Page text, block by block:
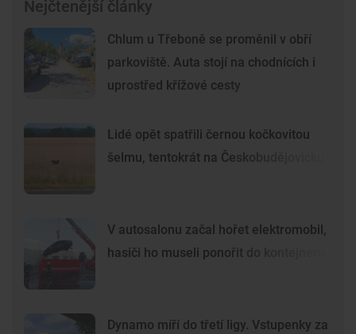
Nejčtenější články
Chlum u Třeboně se proměnil v obří
parkoviště. Auta stojí na chodnících i
uprostřed křížové cesty
Lidé opět spatřili černou kočkovitou
šelmu, tentokrát na Českobudějovicku
V autosalonu začal hořet elektromobil,
hasiči ho museli ponořit do kontejneru
Dynamo míří do třetí ligy. Vstupenky za